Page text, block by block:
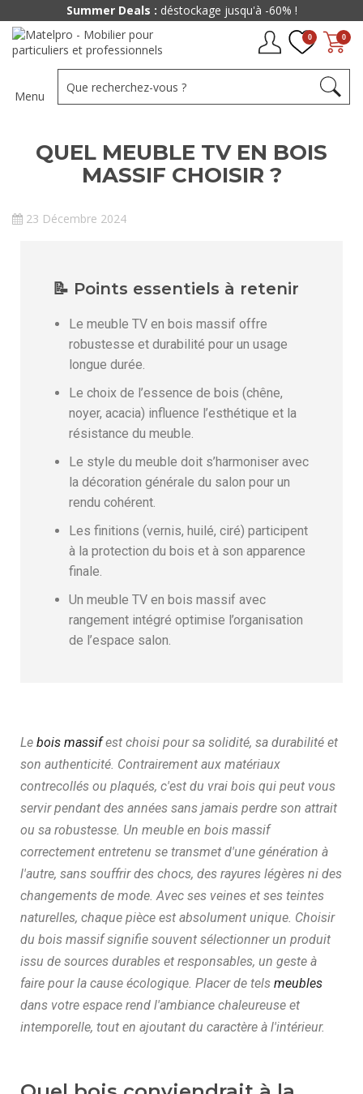
0
0
Menu
QUEL MEUBLE TV EN BOIS
MASSIF CHOISIR ?
23 Décembre 2024
📝 Points essentiels à retenir
Le meuble TV en bois massif offre
robustesse et durabilité pour un usage
longue durée.
Le choix de l’essence de bois (chêne,
noyer, acacia) influence l’esthétique et la
résistance du meuble.
Le style du meuble doit s’harmoniser avec
la décoration générale du salon pour un
rendu cohérent.
Les finitions (vernis, huilé, ciré) participent
à la protection du bois et à son apparence
finale.
Un meuble TV en bois massif avec
rangement intégré optimise l’organisation
de l’espace salon.
Le bois massifest choisi pour sa solidité, sa durabilité et
son authenticité. Contrairement aux matériaux
contrecollés ou plaqués, c'est du vrai bois qui peut vous
servir pendant des années sans jamais perdre son attrait
ou sa robustesse. Un meuble en bois massif
correctement entretenu se transmet d'une génération à
l'autre, sans souffrir des chocs, des rayures légères ni des
changements de mode. Avec ses veines et ses teintes
naturelles, chaque pièce est absolument unique. Choisir
du bois massif signifie souvent sélectionner un produit
issu de sources durables et responsables, un geste à
faire pour la cause écologique. Placer de tels meubles
dans votre espace rend l'ambiance chaleureuse et
intemporelle, tout en ajoutant du caractère à l'intérieur.
Summer Deals : déstockage jusqu'à -60% !